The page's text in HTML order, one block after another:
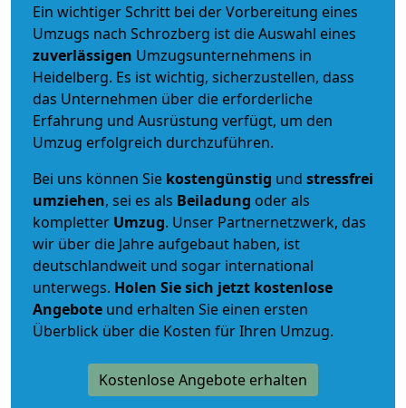
Ein wichtiger Schritt bei der Vorbereitung eines
Umzugs nach Schrozberg ist die Auswahl eines
zuverlässigen Umzugsunternehmens in
Heidelberg. Es ist wichtig, sicherzustellen, dass
das Unternehmen über die erforderliche
Erfahrung und Ausrüstung verfügt, um den
Umzug erfolgreich durchzuführen.
Bei uns können Sie kostengünstig und stressfrei
umziehen, sei es als Beiladung oder als
kompletter Umzug. Unser Partnernetzwerk, das
wir über die Jahre aufgebaut haben, ist
deutschlandweit und sogar international
unterwegs. Holen Sie sich jetzt kostenlose
Angebote und erhalten Sie einen ersten
Überblick über die Kosten für Ihren Umzug.
Kostenlose Angebote erhalten